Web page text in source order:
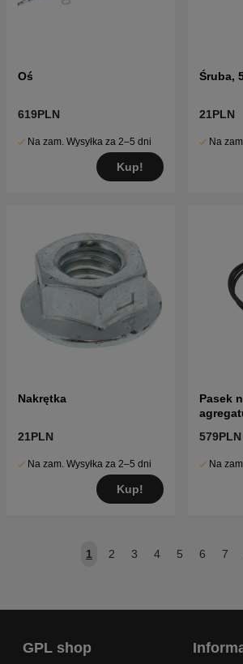
Oś
619PLN
Na zam. Wysyłka za 2–5 dni
Kup!
Śruba,
21PLN
Na
Nakrętka
21PLN
Na zam. Wysyłka za 2–5 dni
Kup!
Pasek
579PLN
Na
1 2 3 4 5 6 7
GPL shop